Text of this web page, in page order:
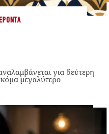
για δεύτερη
μεγαλύτερο